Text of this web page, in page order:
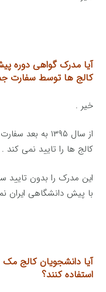
آیا مدرک گواهی دوره
کالج ها توسط سفارت
خیر .
از سال ۱۳۹۵ به
کالج ها را تایید نمی کند .
این مدرک را بدون
با پیش دانشگاهی ایران
آیا دانشجویان کالج مک
استفاده کنند؟